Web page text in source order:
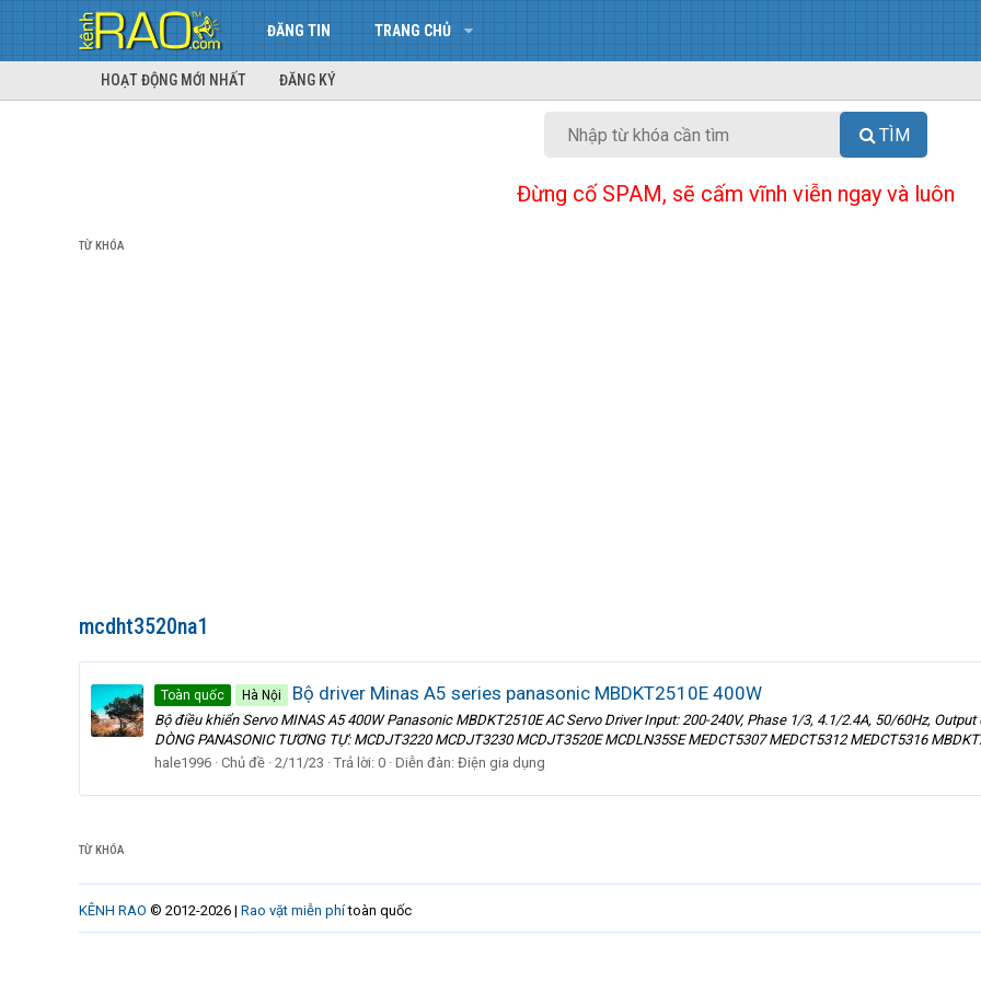
ĐĂNG TIN TRANG CHỦ
HOẠT ĐỘNG MỚI NHẤT ĐĂNG KÝ
TÌM
Đừng cố SPAM, sẽ cấm vĩnh viễn ngay và luôn
TỪ KHÓA
mcdht3520na1
Toàn quốc Hà Nội Bộ driver Minas A5 series panasonic MBDKT2510E 400W
Bộ điều khiển Servo MINAS A5 400W Panasonic MBDKT2510E AC Servo Driver Input: 200-240V, Phase 1/3, 4.1/2.4A, 50/60Hz,
DÒNG PANASONIC TƯƠNG TỰ: MCDJT3220 MCDJT3230 MCDJT3520E MCDLN35SE MEDCT5307 MEDCT5312 MEDCT5316
hale1996 Chủ đề 2/11/23 Trả lời: 0 Diễn đàn: Điện gia dụng
TỪ KHÓA
KÊNH RAO © 2012-2026 | Rao vặt miễn phítoàn quốc